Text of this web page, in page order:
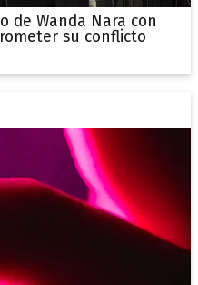
de Wanda Nara con
su conflicto